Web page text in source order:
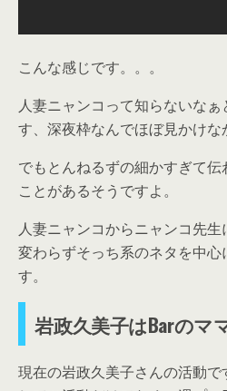
こんな感じです。。。
人妻ニャンコって知らないなぁ
す、深夜枠なんでほぼ見かけな
でもとんねるずの細かすぎて
ことがあるそうですよ。
人妻ニャンコからニャンコ先
変わらずそっち系のネタを中
す。
岩政久美子はBarのマ
現在の岩政久美子さんの活動